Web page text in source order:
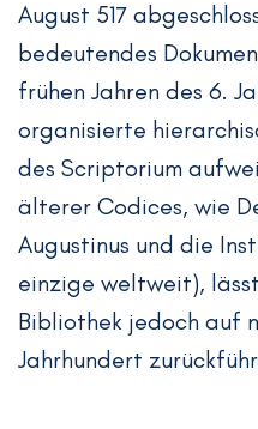
August 517
bedeutendes
frühen Jahren des 6.
organisierte
des Scriptorium
älterer Codices, wie
Augustinus und die
einzige weltweit),
Bibliothek jedoch auf
Jahrhundert